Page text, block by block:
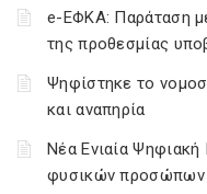
e-ΕΦΚΑ: Παράταση
της προθεσμίας
Ψηφίστηκε το
και αναπηρία
Νέα Ενιαία
φυσικών προσώπων